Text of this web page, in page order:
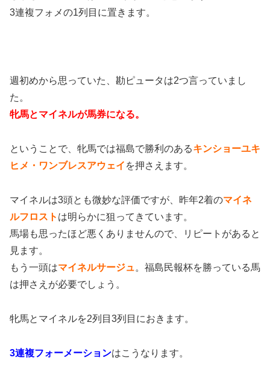
3連複フォメの1列目に置きます。
週初めから思っていた、勘ピュータは2つ言っていまし
た。
牝馬とマイネルが馬券になる。
ということで、牝馬では福島で勝利のあるキンショーユキ
ヒメ・ワンブレスアウェイ を押さえます。
マイネルは3頭とも微妙な評価ですが、昨年2着のマイネ
ルフロスト は明らかに狙ってきています。
馬場も思ったほど悪くありませんので、リピートがあると
見ます。
もう一頭はマイネルサージュ。福島民報杯を勝っている馬
は押さえが必要でしょう。
牝馬とマイネルを2列目3列目におきます。
3連複フォーメーションはこうなります。